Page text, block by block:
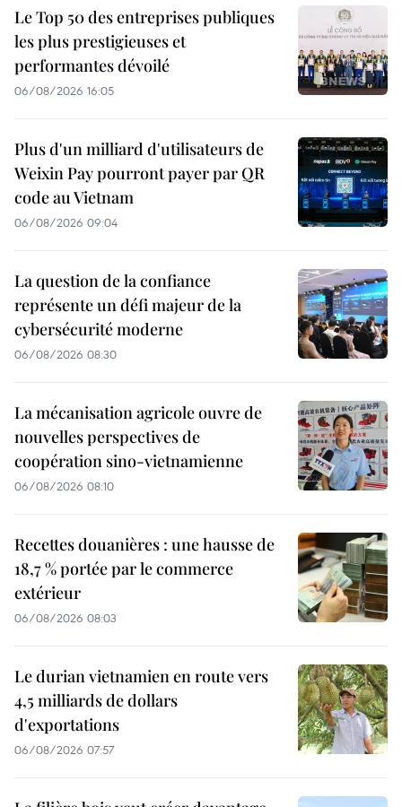
Le Top 50 des entreprises publiques
les plus prestigieuses et
performantes dévoilé
06/08/2026 16:05
Plus d'un milliard d'utilisateurs de
Weixin Pay pourront payer par QR
code au Vietnam
06/08/2026 09:04
La question de la confiance
représente un défi majeur de la
cybersécurité moderne
06/08/2026 08:30
La mécanisation agricole ouvre de
nouvelles perspectives de
coopération sino-vietnamienne
06/08/2026 08:10
Recettes douanières : une hausse de
18,7 % portée par le commerce
extérieur
06/08/2026 08:03
Le durian vietnamien en route vers
4,5 milliards de dollars
d'exportations
06/08/2026 07:57